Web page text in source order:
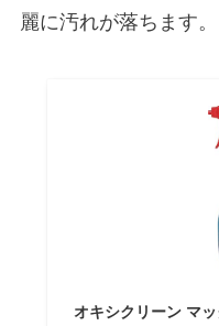
麗に汚れが落ちます。
オキシクリーン マ